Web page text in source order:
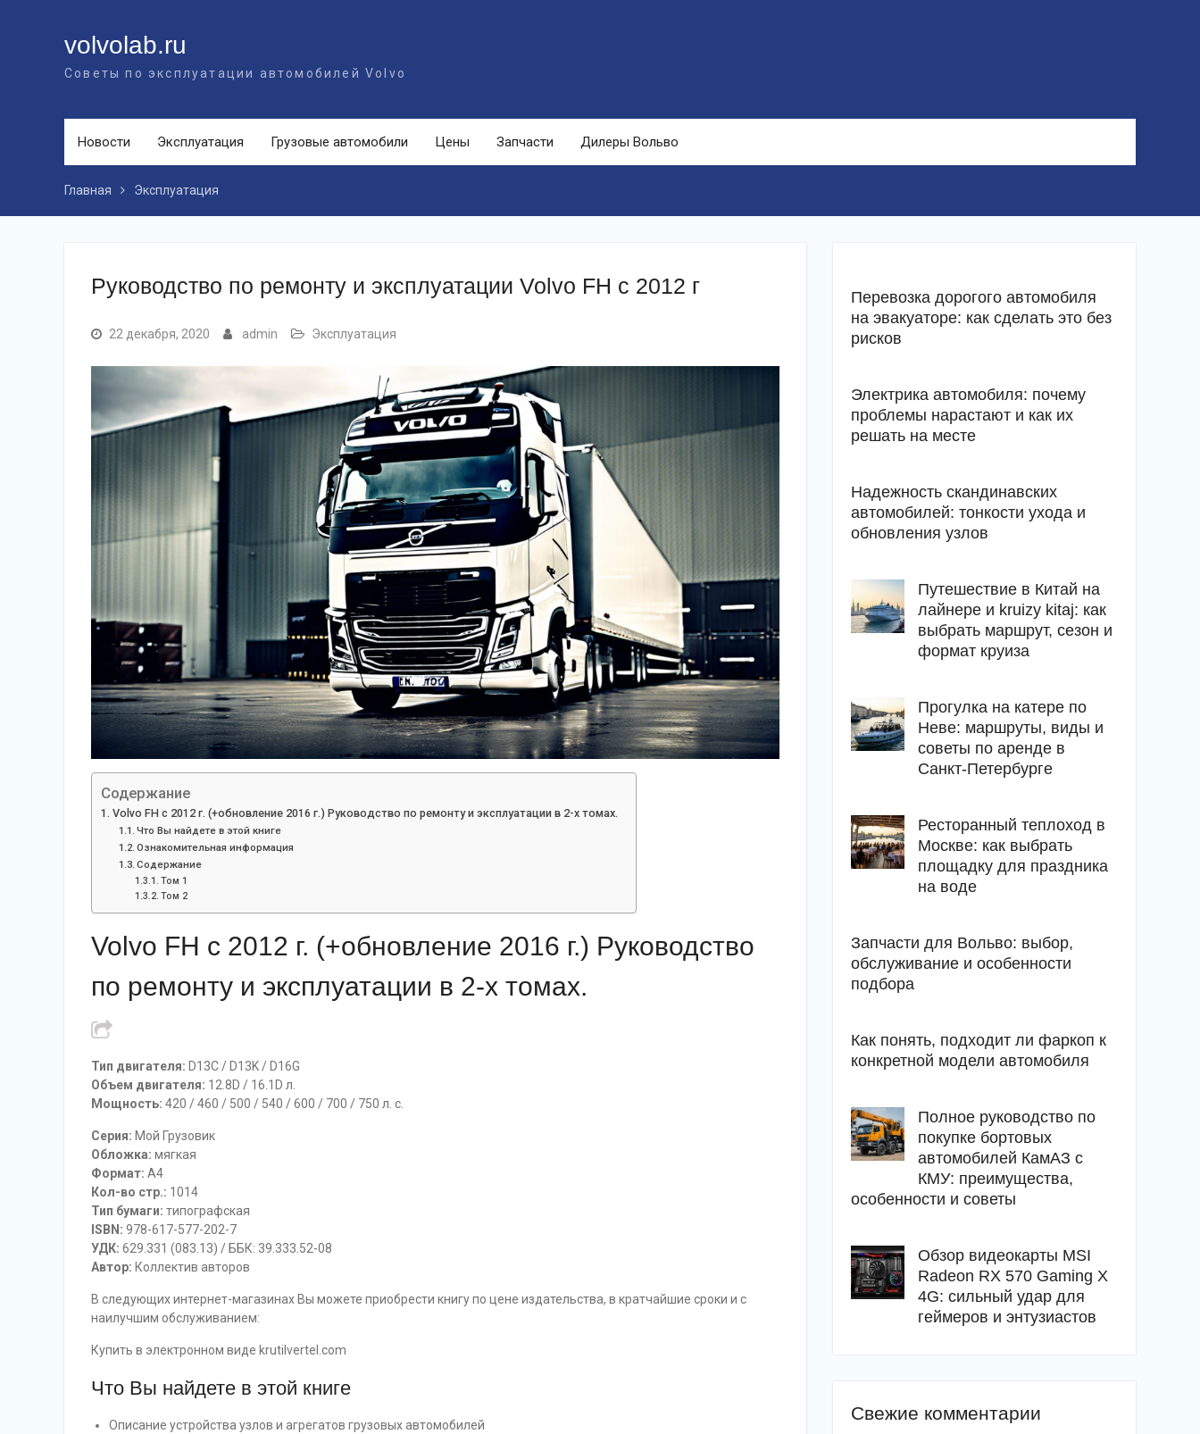
volvolab.ru
Советы по эксплуатации автомобилей Volvo
Новости Эксплуатация Грузовые автомобили Цены Запчасти Дилеры Вольво
Главная Эксплуатация
Руководство по ремонту и эксплуатации Volvo FH с 2012 г
22 декабря, 2020 admin Эксплуатация
Содержание
Volvo FH с 2012 г. (+обновление 2016 г.) Руководство по ремонту и эксплуатации в 2-х томах.
Что Вы найдете в этой книге
Ознакомительная информация
Содержание
Том 1
Том 2
Volvo FH с 2012 г. (+обновление 2016 г.) Руководство
по ремонту и эксплуатации в 2-х томах.
Тип двигателя: D13C / D13K / D16G
Объем двигателя: 12.8D / 16.1D л.
Мощность: 420 / 460 / 500 / 540 / 600 / 700 / 750 л. с.
Серия: Мой Грузовик
Обложка: мягкая
Формат: A4
Кол-во стр.: 1014
Тип бумаги: типографская
ISBN: 978-617-577-202-7
УДК: 629.331 (083.13) / ББК: 39.333.52-08
Автор: Коллектив авторов
В следующих интернет-магазинах Вы можете приобрести книгу по цене издательства, в кратчайшие сроки и с
наилучшим обслуживанием:
Купить в электронном виде krutilvertel.com
Что Вы найдете в этой книге
Описание устройства узлов и агрегатов грузовых автомобилей
Перевозка дорогого автомобиля
на эвакуаторе: как сделать это без
рисков
Электрика автомобиля: почему
проблемы нарастают и как их
решать на месте
Надежность скандинавских
автомобилей: тонкости ухода и
обновления узлов
Путешествие в Китай на
лайнере и kruizy kitaj: как
выбрать маршрут, сезон и
формат круиза
Прогулка на катере по
Неве: маршруты, виды и
советы по аренде в
Санкт-Петербурге
Ресторанный теплоход в
Москве: как выбрать
площадку для праздника
на воде
Запчасти для Вольво: выбор,
обслуживание и особенности
подбора
Как понять, подходит ли фаркоп к
конкретной модели автомобиля
Полное руководство по
покупке бортовых
автомобилей КамАЗ с
КМУ: преимущества,
особенности и советы
Обзор видеокарты MSI
Radeon RX 570 Gaming X
4G: сильный удар для
геймеров и энтузиастов
Свежие комментарии